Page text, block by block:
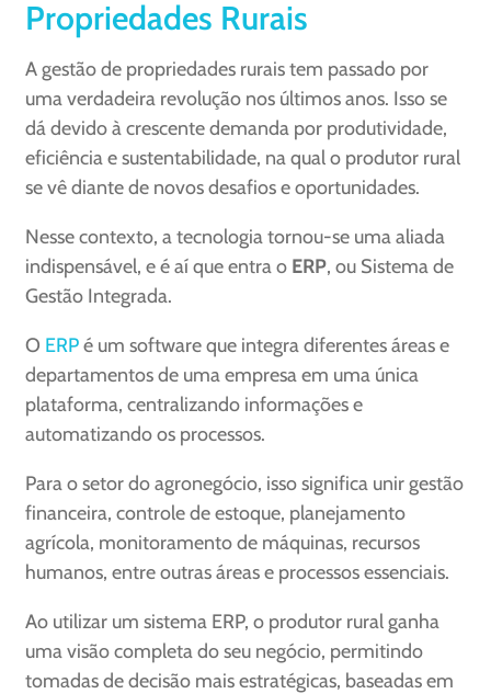
Propriedades Rurais
A gestão de propriedades rurais tem passado por
uma verdadeira revolução nos últimos anos. Isso se
dá devido à crescente demanda por produtividade,
eficiência e sustentabilidade, na qual o produtor rural
se vê diante de novos desafios e oportunidades.
Nesse contexto, a tecnologia tornou-se uma aliada
indispensável, e é aí que entra o ERP, ou Sistema de
Gestão Integrada.
O ERPé um software que integra diferentes áreas e
departamentos de uma empresa em uma única
plataforma, centralizando informações e
automatizando os processos.
Para o setor do agronegócio, isso significa unir gestão
financeira, controle de estoque, planejamento
agrícola, monitoramento de máquinas, recursos
humanos, entre outras áreas e processos essenciais.
Ao utilizar um sistema ERP, o produtor rural ganha
uma visão completa do seu negócio, permitindo
tomadas de decisão mais estratégicas, baseadas em